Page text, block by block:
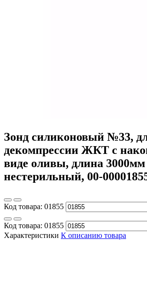
Зонд силиконовый №33,
декомпрессии ЖКТ с
виде оливы, длина 3000мм
нестерильный, 00-
Код товара: 01855
Код товара: 01855
Характеристики К описанию товара